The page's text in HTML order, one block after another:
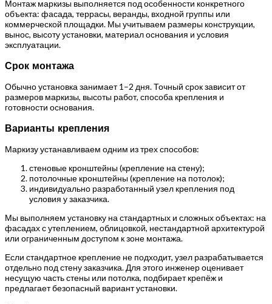
Монтаж маркизы выполняется под особенности конкретного
объекта: фасада, террасы, веранды, входной группы или
коммерческой площадки. Мы учитываем размеры конструкции,
вынос, высоту установки, материал основания и условия
эксплуатации.
Срок монтажа
Обычно установка занимает 1–2 дня. Точный срок зависит от
размеров маркизы, высоты работ, способа крепления и
готовности основания.
Варианты крепления
Маркизу устанавливаем одним из трех способов:
стеновые кронштейны (крепление на стену);
потолочные кронштейны (крепление на потолок);
индивидуально разработанный узел крепления под
условия у заказчика.
Мы выполняем установку на стандартных и сложных объектах: на
фасадах с утеплением, облицовкой, нестандартной архитектурой
или ограниченным доступом к зоне монтажа.
Если стандартное крепление не подходит, узел разрабатывается
отдельно под стену заказчика. Для этого инженер оценивает
несущую часть стены или потолка, подбирает крепёж и
предлагает безопасный вариант установки.